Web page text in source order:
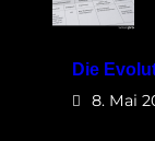
Die
8. Mai